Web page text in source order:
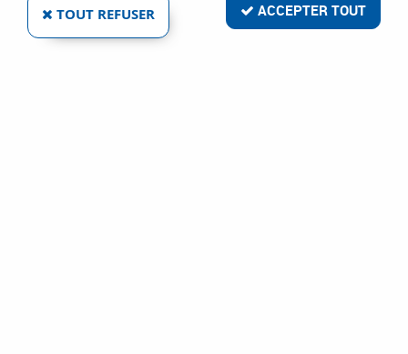
TOUT REFUSER ACCEPTER TOUT